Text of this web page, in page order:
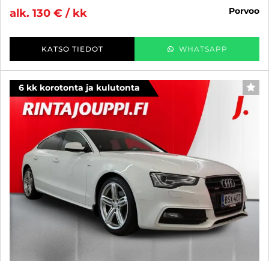
alk. 130 € / kk
porvoo
KATSO TIEDOT WHATSAPP
6 kk korotonta ja kulutonta